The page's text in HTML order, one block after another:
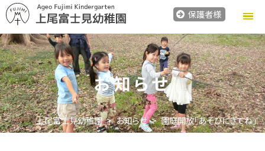
保護者様
お知らせ
上尾富士見幼稚園 お知らせ 園庭開放「あそびにきてね」